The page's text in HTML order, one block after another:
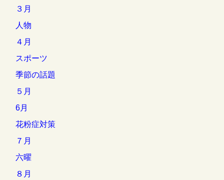
３月
人物
４月
スポーツ
季節の話題
５月
6月
花粉症対策
７月
六曜
８月